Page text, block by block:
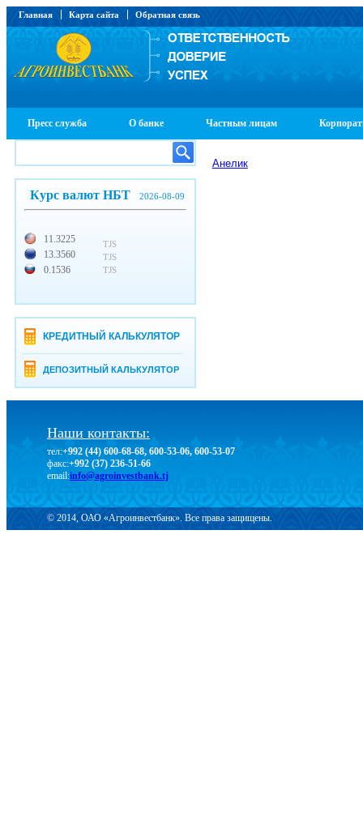
Главная Карта сайта Обратная связь
Пресс служба О банке Частным лицам
Курс валют НБТ 2026-08-09
11.3225
13.3560
0.1536
TJS
TJS
TJS
КРЕДИТНЫЙ КАЛЬКУЛЯТОР
ДЕПОЗИТНЫЙ КАЛЬКУЛЯТОР
Анелик
Наши контакты:
тел:+992 (44) 600-68-68, 600-53-06, 600-53-07
факс:+992 (37) 236-51-66
email:info@agroinvestbank.tj
© 2014, ОАО «Агроинвестбанк». Все права защищены.